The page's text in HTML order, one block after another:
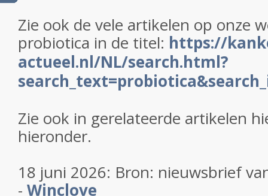
Zie ook de vele artikelen op onze
probiotica in de titel: https://
actueel.nl/NL/search.html?
Zie ook in gerelateerde artikelen
hieronder.
18 juni 2026: Bron: nieuwsbrief
- Winclove